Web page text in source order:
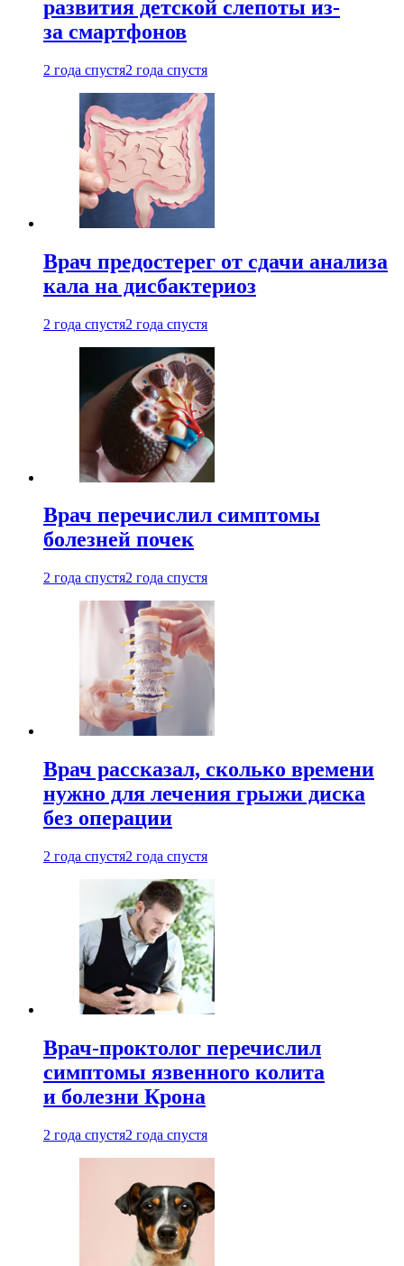
развития детской слепоты из-
за смартфонов
2 года спустя2 года спустя
Врач предостерег от сдачи анализа
кала на дисбактериоз
2 года спустя2 года спустя
Врач перечислил симптомы
болезней почек
2 года спустя2 года спустя
Врач рассказал, сколько времени
нужно для лечения грыжи диска
без операции
2 года спустя2 года спустя
Врач-проктолог перечислил
симптомы язвенного колита
и болезни Крона
2 года спустя2 года спустя